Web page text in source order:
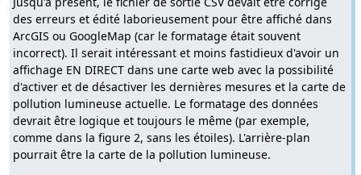
des erreurs et édité laborieusement pour être affiché dans
ArcGIS ou GoogleMap (car le formatage était souvent
incorrect). Il serait intéressant et moins fastidieux d'avoir un
affichage EN DIRECT dans une carte web avec la possibilité
d'activer et de désactiver les dernières mesures et la carte de
pollution lumineuse actuelle. Le formatage des données
devrait être logique et toujours le même (par exemple,
comme dans la figure 2, sans les étoiles). L'arrière-plan
pourrait être la carte de la pollution lumineuse.